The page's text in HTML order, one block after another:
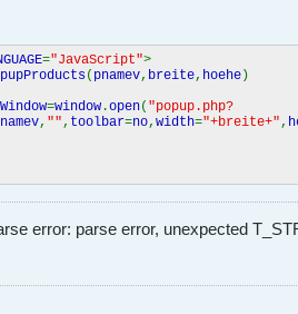
="JavaScript">
( pnamev, breite, hoehe )
=window .open( "popup.php?
, "", toolbar=no, width="+breite+",
error: parse error, unexpected